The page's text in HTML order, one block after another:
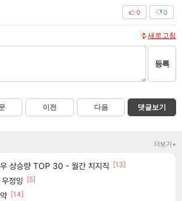
0
0
새로고침
등록
이전 다음 댓글보기
더보기+
상승량 TOP 30 - 월간 치지직 [13]
정잉 [5]
[14]